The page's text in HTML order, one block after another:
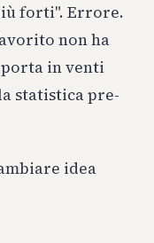
forti". Errore.
non ha
in venti
statistica pre-
idea